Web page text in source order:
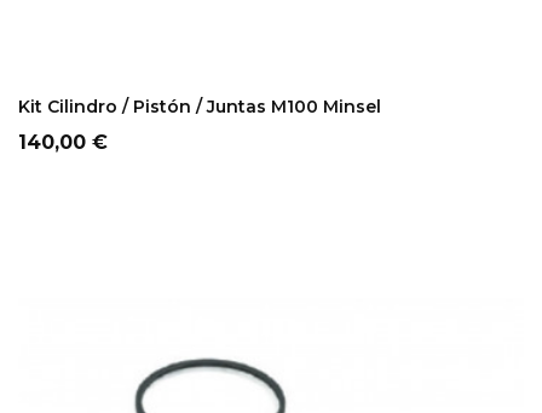
Kit Cilindro / Pistón / Juntas M100 Minsel
Precio
140,00 €